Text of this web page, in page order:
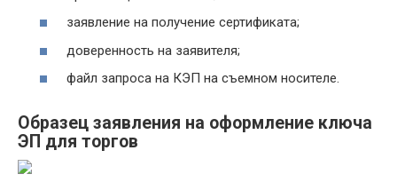
заявление на получение сертификата;
доверенность на заявителя;
файл запроса на КЭП на съемном носителе.
Образец заявления на оформление ключа
ЭП для торгов